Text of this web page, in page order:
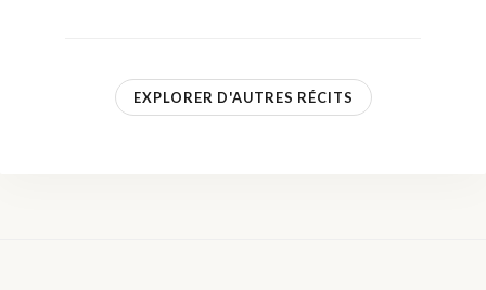
EXPLORER D'AUTRES RÉCITS